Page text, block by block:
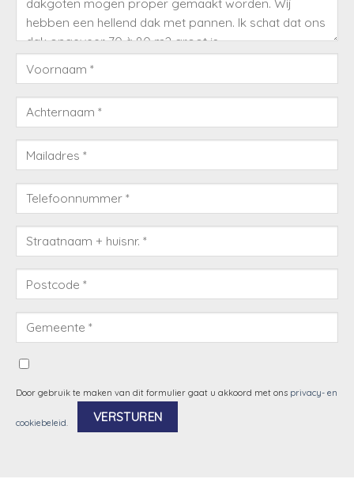
Door gebruik te maken van dit formulier gaat u akkoord met ons privacy- en
cookiebeleid.